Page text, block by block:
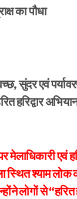
का पौधा
सुंदर एवं
हरिद्वार
एवं
श्याम लोक
लोगों से